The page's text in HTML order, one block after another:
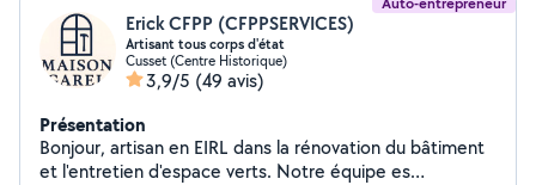
Erick CFPP (CFPPSERVICES)
Artisant tous corps d'état
Cusset (Centre Historique)
3,9/5 (49 avis)
Présentation
Bonjour, artisan en EIRL dans la rénovation du bâtiment
et l'entretien d'espace verts. Notre équipe es